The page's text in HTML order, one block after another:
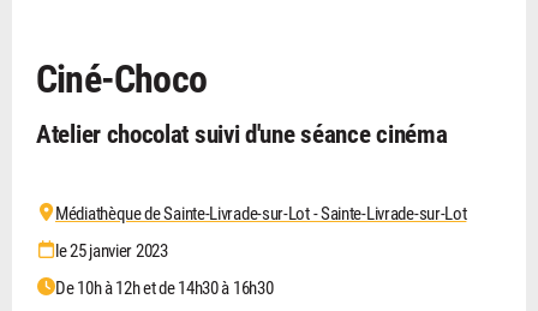
Ciné-Choco
Atelier chocolat suivi d'une séance cinéma
Médiathèque de Sainte-Livrade-sur-Lot - Sainte-Livrade-sur-Lot
le 25 janvier 2023
De 10h à 12h et de 14h30 à 16h30